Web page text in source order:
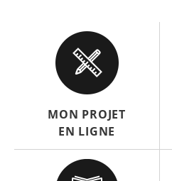
MON PROJET
EN LIGNE